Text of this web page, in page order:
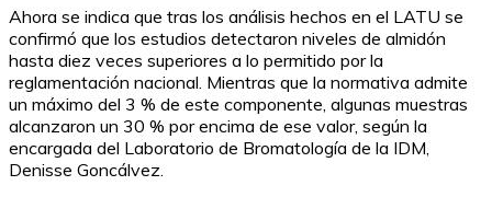
Ahora se indica que tras los análisis hechos en el LATU se
confirmó que los estudios detectaron niveles de almidón
hasta diez veces superiores a lo permitido por la
reglamentación nacional. Mientras que la normativa admite
un máximo del 3 % de este componente, algunas muestras
alcanzaron un 30 % por encima de ese valor, según la
encargada del Laboratorio de Bromatología de la IDM,
Denisse Goncálvez.